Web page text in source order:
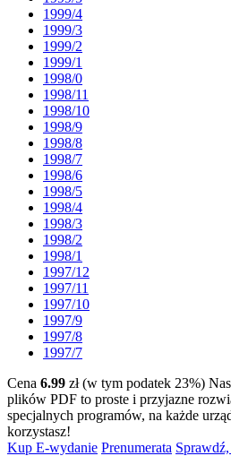
1999/4
1999/3
1999/2
1999/1
1998/0
1998/11
1998/10
1998/9
1998/8
1998/7
1998/6
1998/5
1998/4
1998/3
1998/2
1998/1
1997/12
1997/11
1997/10
1997/9
1997/8
1997/7
Cena 6.99 zł (w tym podatek 23%)
plików PDF to proste i przyjazne
specjalnych programów, na każde
korzystasz!
Kup E-wydanie Prenumerata